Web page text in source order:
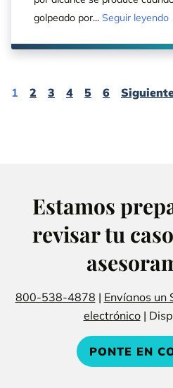
golpeado por... Seguir leyendo
Page
1 Page
2 Page
3 Page
4 Page
5 Page
6 Page
Estamos
revisar tu
800-538-4878 | Envíanos un
electrónico|
PONTE EN